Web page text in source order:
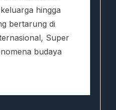
hingga
bertarung di
Super
budaya